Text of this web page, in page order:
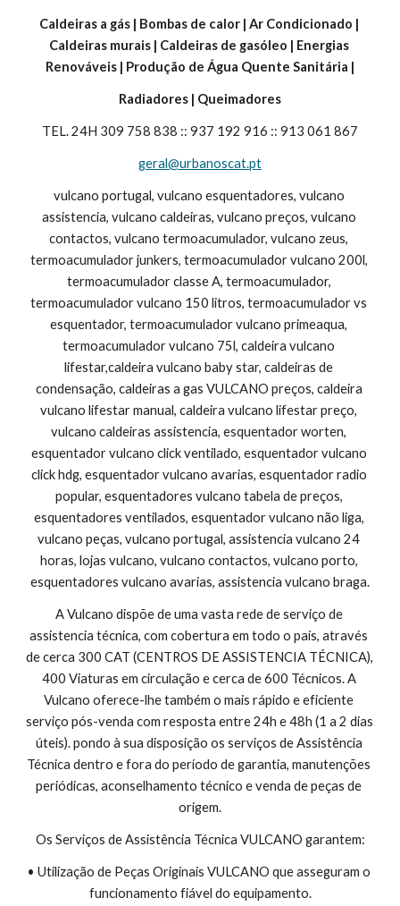
Caldeiras a gás | Bombas de calor | Ar Condicionado |
Caldeiras murais | Caldeiras de gasóleo | Energias
Renováveis | Produção de Água Quente Sanitária |
Radiadores | Queimadores
TEL. 24H 309 758 838 :: 937 192 916 :: 913 061 867
geral@urbanoscat.pt
vulcano portugal, vulcano esquentadores, vulcano
assistencia, vulcano caldeiras, vulcano preços, vulcano
contactos, vulcano termoacumulador, vulcano zeus,
termoacumulador junkers, termoacumulador vulcano 200l,
termoacumulador classe A, termoacumulador,
termoacumulador vulcano 150 litros, termoacumulador vs
esquentador, termoacumulador vulcano primeaqua,
termoacumulador vulcano 75l, caldeira vulcano
lifestar,caldeira vulcano baby star, caldeiras de
condensação, caldeiras a gas VULCANO preços, caldeira
vulcano lifestar manual, caldeira vulcano lifestar preço,
vulcano caldeiras assistencia, esquentador worten,
esquentador vulcano click ventilado, esquentador vulcano
click hdg, esquentador vulcano avarias, esquentador radio
popular, esquentadores vulcano tabela de preços,
esquentadores ventilados, esquentador vulcano não liga,
vulcano peças, vulcano portugal, assistencia vulcano 24
horas, lojas vulcano, vulcano contactos, vulcano porto,
esquentadores vulcano avarias, assistencia vulcano braga.
A Vulcano dispõe de uma vasta rede de serviço de
assistencia técnica, com cobertura em todo o país, através
de cerca 300 CAT (CENTROS DE ASSISTENCIA TÉCNICA),
400 Viaturas em circulação e cerca de 600 Técnicos. A
Vulcano oferece-lhe também o mais rápido e eficiente
serviço pós-venda com resposta entre 24h e 48h (1 a 2 dias
úteis). pondo à sua disposição os serviços de Assistência
Técnica dentro e fora do período de garantia, manutenções
periódicas, aconselhamento técnico e venda de peças de
origem.
Os Serviços de Assistência Técnica VULCANO garantem:
• Utilização de Peças Originais VULCANO que asseguram o
funcionamento fiável do equipamento.